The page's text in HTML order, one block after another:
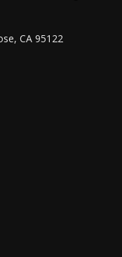
CA 95122